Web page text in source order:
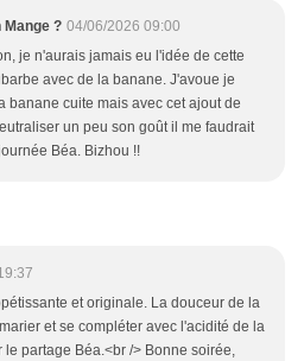
Mange ? 04/06/2026 09:00
je n'aurais jamais eu l'idée de cette
avec de la banane. J'avoue je
banane cuite mais avec cet ajout de
un peu son goût il me faudrait
Béa. Bizhou !!
et originale. La douceur de la
et se compléter avec l'acidité de la
partage Béa.<br /> Bonne soirée,